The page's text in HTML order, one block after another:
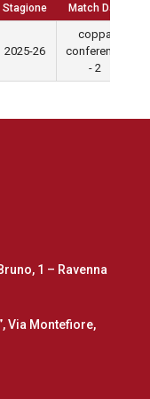
Stagione Match Day
2025-26
coppa
conference
- 2
1 – Ravenna
Via Montefiore,